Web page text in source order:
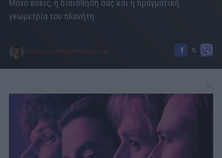
Μόνο εσείς, η διαίσθησή σας και η πραγματική
γεωμετρία του πλανήτη
ΘΟΔΩΡΗΣ ΚΩΤΣΙΚΑΣ 19/05/2026 13:03